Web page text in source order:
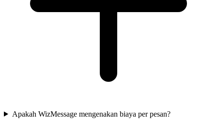
Apakah WizMessage mengenakan biaya per pesan?